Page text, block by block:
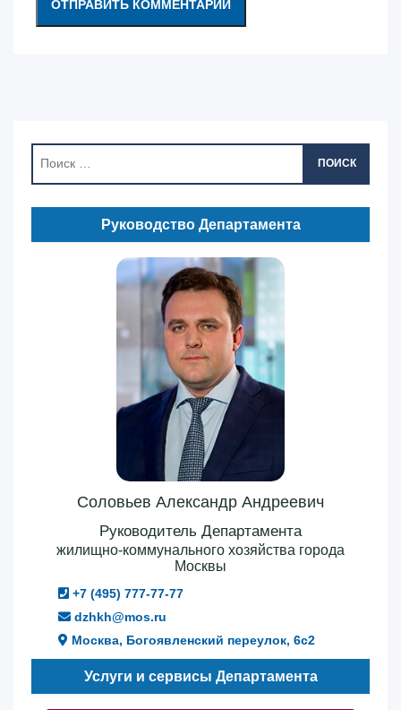
ПОИСК
Руководство Департамента
Соловьев Александр Андреевич
Руководитель Департамента
жилищно-коммунального хозяйства города
Москвы
+7 (495) 777-77-77
dzhkh@mos.ru
Москва, Богоявленский переулок, 6с2
Услуги и сервисы Департамента